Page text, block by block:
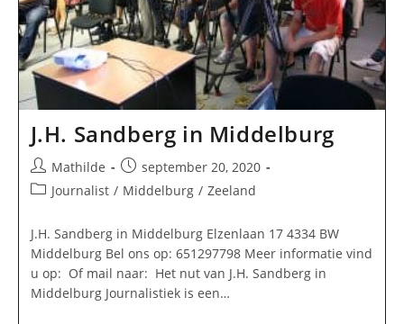
J.H. Sandberg in Middelburg
Bericht
auteur:
Mathilde
Bericht
gepubliceerd
september 20, 2020
Berichtcategorie:
Journalist / Middelburg / Zeeland
J.H. Sandberg in Middelburg Elzenlaan 17 4334 BW
Middelburg Bel ons op: 651297798 Meer informatie vind
u op: Of mail naar: Het nut van J.H. Sandberg in
Middelburg Journalistiek is een…